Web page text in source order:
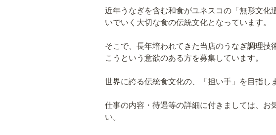
近年うなぎを含む和食がユネスコの「無形文化
いでいく大切な食の伝統文化となっています。
そこで、長年培われてきた当店のうなぎ調理技
こうという意欲のある方を募集しています。
世界に誇る伝統食文化の、「担い手」を目指し
仕事の内容・待遇等の詳細に付きましては、お
い。